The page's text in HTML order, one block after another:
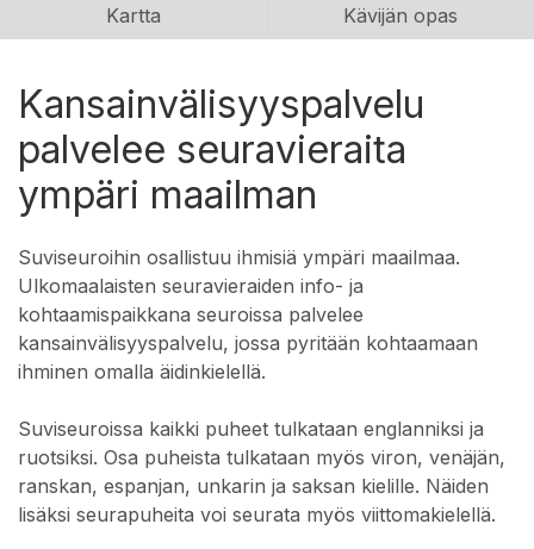
Kartta Kävijän opas
Kansainvälisyyspalvelu
palvelee seuravieraita
ympäri maailman
Suviseuroihin osallistuu ihmisiä ympäri maailmaa.
Ulkomaalaisten seuravieraiden info- ja
kohtaamispaikkana seuroissa palvelee
kansainvälisyyspalvelu, jossa pyritään kohtaamaan
ihminen omalla äidinkielellä.
Suviseuroissa kaikki puheet tulkataan englanniksi ja
ruotsiksi. Osa puheista tulkataan myös viron, venäjän,
ranskan, espanjan, unkarin ja saksan kielille. Näiden
lisäksi seurapuheita voi seurata myös viittomakielellä.